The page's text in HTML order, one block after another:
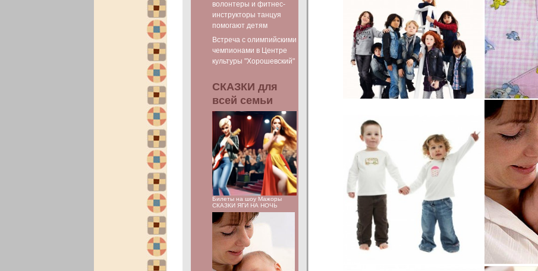
волонтеры и фитнес-
инструкторы танцуя
помогают детям
Встреча с олимпийскими
чемпионами в Центре
культуры "Хорошевский"
СКАЗКИ для
всей семьи
Билеты на шоу Мажоры
СКАЗКИ ЯГИ НА НОЧЬ